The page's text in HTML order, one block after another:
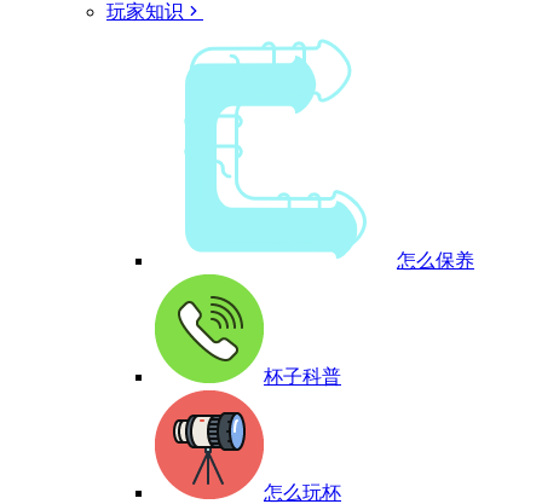
玩家知识
怎么保养
杯子科普
怎么玩杯